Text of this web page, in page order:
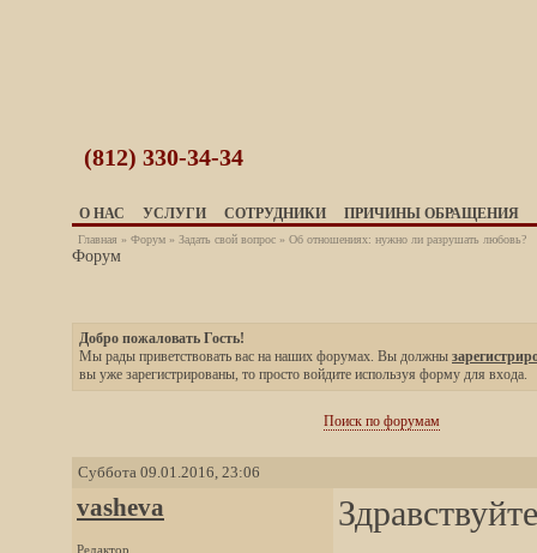
(812) 330-34-34
О НАС УСЛУГИ СОТРУДНИКИ ПРИЧИНЫ ОБРАЩЕНИЯ
Главная » Форум » Задать свой вопрос » Об отношениях: нужно ли разрушать любовь?
Форум
Добро пожаловать Гость!
Мы рады приветствовать вас на наших форумах. Вы должны
вы уже зарегистрированы, то просто войдите используя форму для входа.
Поиск по форумам
Суббота 09.01.2016, 23:06
vasheva
Редактор